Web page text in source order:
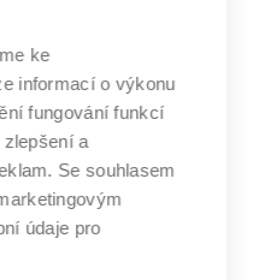
učení
technické
ke
informací o výkonu
fungování funkcí
a
Se souhlasem
údaje pro